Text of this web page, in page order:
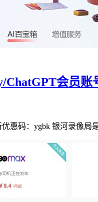
会员账
惠码：ygbk 银河录像